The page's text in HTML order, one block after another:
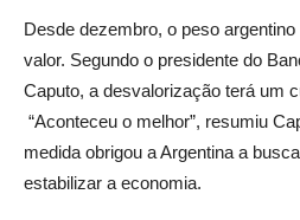
Desde dezembro, o peso
valor. Segundo o presidente do
Caputo, a desvalorização terá um
“Aconteceu o melhor”, resumiu
medida obrigou a Argentina a
estabilizar a economia.